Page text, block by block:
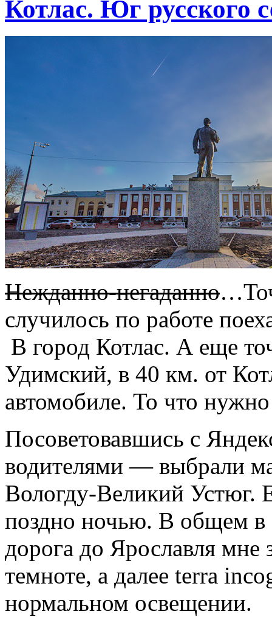
Котлас. Юг русского
Нежданно-негаданно
случилось по работе
В город Котлас. А еще
Удимский, в 40 км. от
автомобиле. То что
Посоветовавшись с
водителями — выбрали
Вологду-Великий
поздно ночью. В общем
дорога до Ярославля мне
темноте, а далее terra
нормальном освещении.